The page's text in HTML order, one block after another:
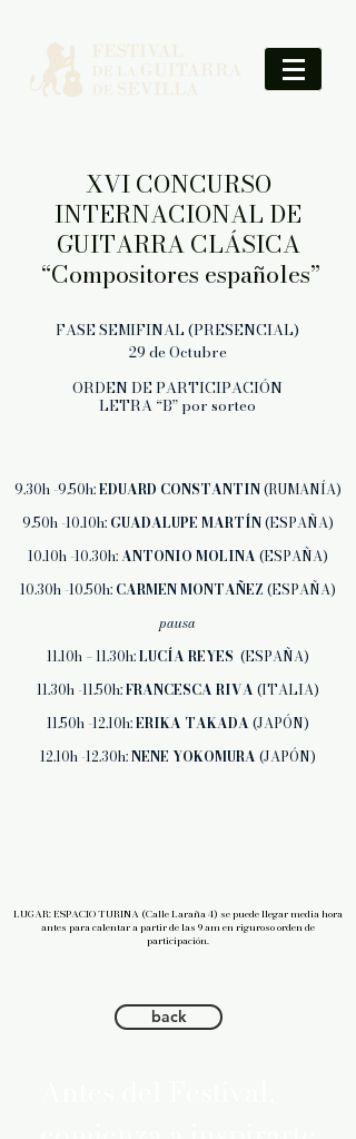
XVI CONCURSO
INTERNACIONAL DE
GUITARRA CLÁSICA
“Compositores españoles”
FASE SEMIFINAL (PRESENCIAL)
29 de Octubre
ORDEN DE PARTICIPACIÓN
LETRA “B” por sorteo
9.30h -9.50h:EDUARD CONSTANTIN(RUMANÍA)
9.50h -10.10h: GUADALUPE MARTÍN(ESPAÑA)
10.10h -10.30h:ANTONIO MOLINA (ESPAÑA)
10.30h -10.50h: CARMEN MONTAÑEZ (ESPAÑA)
pausa
11.10h – 11.30h:LUCÍA REYES (ESPAÑA)
11.30h -11.50h:FRANCESCA RIVA (ITALIA)
11.50h -12.10h:ERIKA TAKADA (JAPÓN)
12.10h -12.30h:NENE YOKOMURA (JAPÓN)
LUGAR: ESPACIO TURINA (Calle Laraña 4) se puede llegar media hora
antes para calentar a partir de las 9 am en riguroso orden de
participación.
back